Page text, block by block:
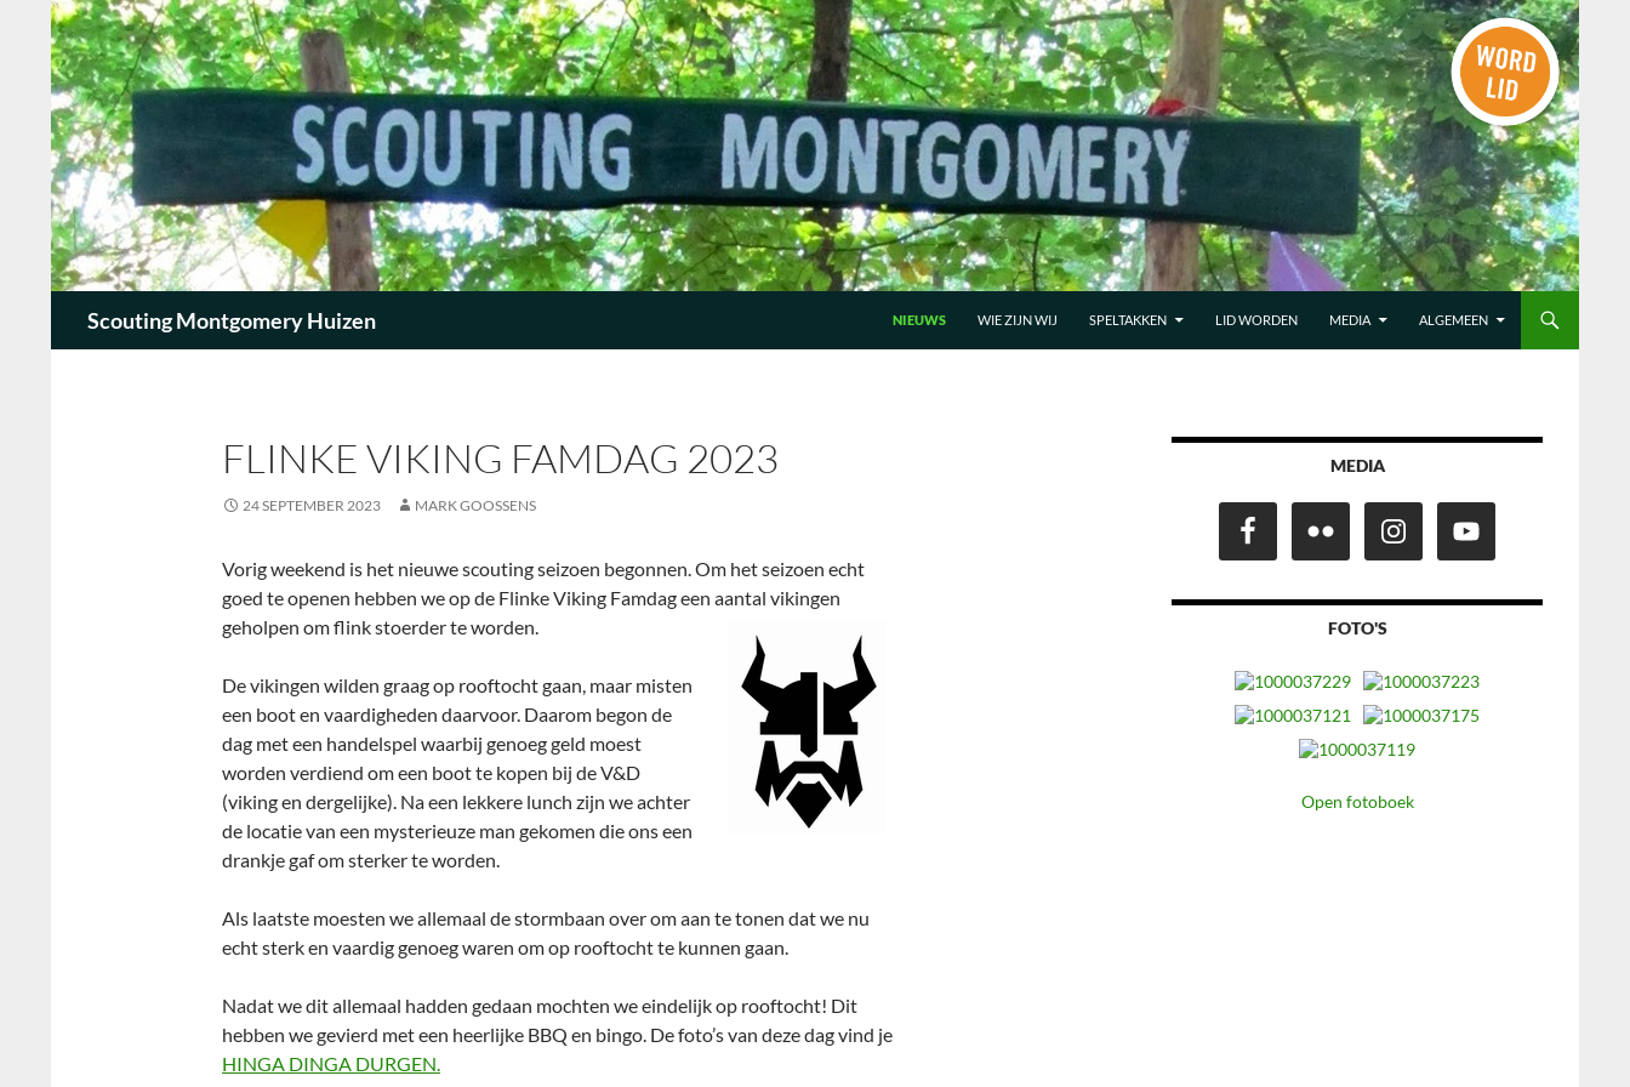
Scouting Montgomery Huizen
NIEUWS
WIE ZIJN WIJ SPELTAKKEN LID WORDEN MEDIA ALGEMEEN
FLINKE VIKING FAMDAG 2023
24 SEPTEMBER 2023 MARK GOOSSENS
Vorig weekend is het nieuwe scouting seizoen begonnen. Om het seizoen echt
goed te openen hebben we op de Flinke Viking Famdag een aantal vikingen
geholpen om flink stoerder te worden.
De vikingen wilden graag op rooftocht gaan, maar misten
een boot en vaardigheden daarvoor. Daarom begon de
dag met een handelspel waarbij genoeg geld moest
worden verdiend om een boot te kopen bij de V&D
(viking en dergelijke). Na een lekkere lunch zijn we achter
de locatie van een mysterieuze man gekomen die ons een
drankje gaf om sterker te worden.
Als laatste moesten we allemaal de stormbaan over om aan te tonen dat we nu
echt sterk en vaardig genoeg waren om op rooftocht te kunnen gaan.
Nadat we dit allemaal hadden gedaan mochten we eindelijk op rooftocht! Dit
hebben we gevierd met een heerlijke BBQ en bingo. De foto’s van deze dag vind je
HINGA DINGA DURGEN.
MEDIA
FOTO'S
Open fotoboek